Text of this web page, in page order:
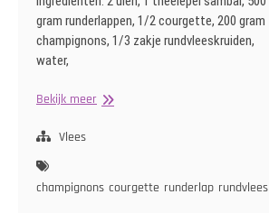
gram runderlappen, 1/2 courgette, 200 gram
champignons, 1/3 zakje rundvleeskruiden,
water,
Bekijk meerStoofvlees
Vlees
champignons courgette runderlap rundvlees